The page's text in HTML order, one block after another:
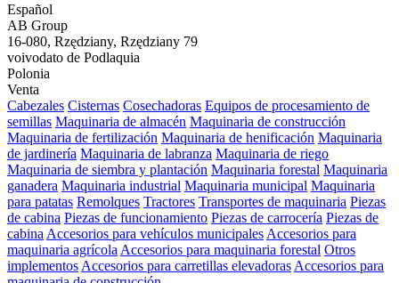
Español
AB Group
16-080, Rzędziany, Rzędziany 79
voivodato de Podlaquia
Polonia
Venta
Cabezales Cisternas Cosechadoras Equipos de procesamiento de
semillas Maquinaria de almacén Maquinaria de construcción
Maquinaria de fertilización Maquinaria de henificación Maquinaria
de jardinería Maquinaria de labranza Maquinaria de riego
Maquinaria de siembra y plantación Maquinaria forestal Maquinaria
ganadera Maquinaria industrial Maquinaria municipal Maquinaria
para patatas Remolques Tractores Transportes de maquinaria Piezas
de cabina Piezas de funcionamiento Piezas de carrocería Piezas de
cabina Accesorios para vehículos municipales Accesorios para
maquinaria agrícola Accesorios para maquinaria forestal Otros
implementos Accesorios para carretillas elevadoras Accesorios para